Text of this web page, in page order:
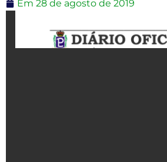
Em 28 de agosto de 2019